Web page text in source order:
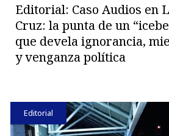
Editorial: Caso Audios en
Cruz: la punta de un
que devela ignorancia,
y venganza política
Editorial